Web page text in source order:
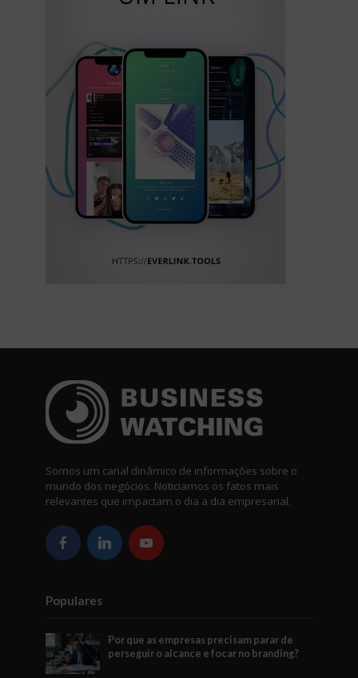
Somos um canal dinâmico de informações sobre o
mundo dos negócios. Noticiamos os fatos mais
relevantes que impactam o dia a dia empresarial.
Populares
Por que as empresas precisam parar de
perseguir o alcance e focar no branding?